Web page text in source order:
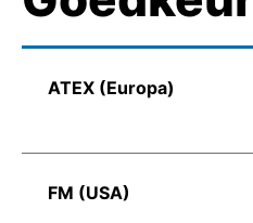
ATEX (Europa)
FM (USA)